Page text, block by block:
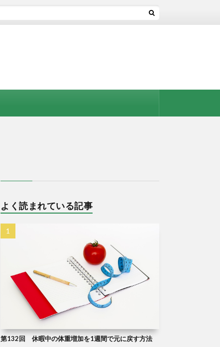
よく読まれている記事
第132回 休暇中の体重増加を1週間で元に戻す方法